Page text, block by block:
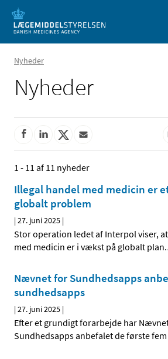
Nyheder
Nyheder
1 - 11 af 11 nyheder
Illegal handel med medicin er
globalt problem
|27. juni 2025 |
Stor operation ledet af Interpol viser,
med medicin er i vækst på globalt plan.
Nævnet for Sundhedsapps
sundhedsapps
|27. juni 2025 |
Efter et grundigt forarbejde har
Sundhedsapps anbefalet de første